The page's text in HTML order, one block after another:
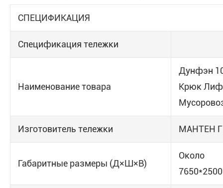
СПЕЦИФИКАЦИЯ
Спецификация тележки
Наименование товара
Дунфэн
Крюк
Изготовитель тележки МАНТЕН
Габаритные размеры (Д×Ш×В)
Около